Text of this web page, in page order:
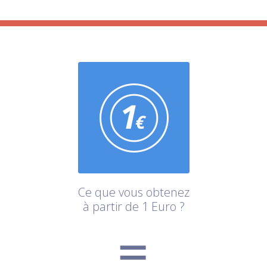
Ce que vous obtenez
à partir de 1 Euro ?